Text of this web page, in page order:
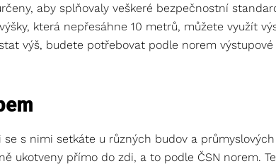
aby splňovaly veškeré bezpečnostní
která nepřesáhne 10 metrů, můžete využít
výš, budete potřebovat podle norem výstupové
s nimi setkáte u různých budov a
ukotveny přímo do zdi, a to podle ČSN norem.